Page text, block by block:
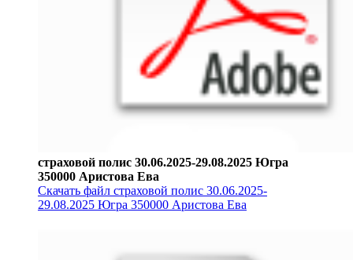
страховой полис 30.06.2025-29.08.2025 Югра
350000 Аристова Ева
Скачать файл страховой полис 30.06.2025-
29.08.2025 Югра 350000 Аристова Ева